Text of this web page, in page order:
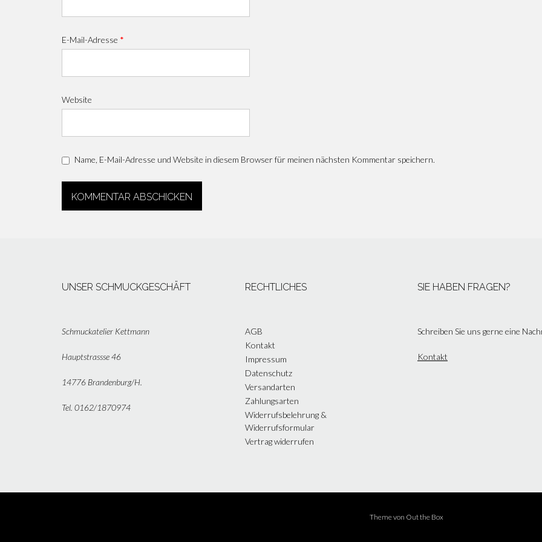
E-Mail-Adresse *
Website
Name, E-Mail-Adresse und Website in diesem Browser für meinen nächsten Kommentar speichern.
UNSER SCHMUCKGESCHÄFT
Schmuckatelier Kettmann
Hauptstrassse 46
14776 Brandenburg/H.
Tel. 0162/1870974
RECHTLICHES
AGB
Kontakt
Impressum
Datenschutz
Versandarten
Zahlungsarten
Widerrufsbelehrung &
Widerrufsformular
Vertrag widerrufen
SIE HABEN FRAGEN?
Schreiben Sie uns gerne eine
Kontakt
Theme von Out the Box